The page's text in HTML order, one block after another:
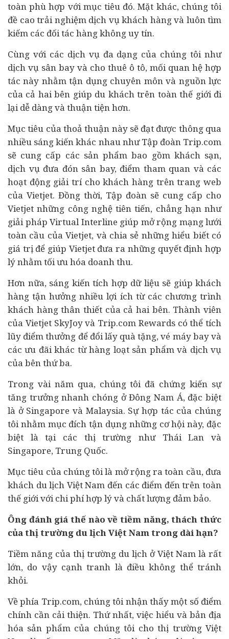
toàn phù hợp với mục tiêu đó. Mặt khác, chúng tôi
đề cao trải nghiệm dịch vụ khách hàng và luôn tìm
kiếm các đối tác hàng không uy tín.
Cùng với các dịch vụ đa dạng của chúng tôi như
dịch vụ sân bay và cho thuê ô tô, mối quan hệ hợp
tác này nhằm tận dụng chuyên môn và nguồn lực
của cả hai bên giúp du khách trên toàn thế giới đi
lại dễ dàng và thuận tiện hơn.
Mục tiêu của thoả thuận này sẽ đạt được thông qua
nhiều sáng kiến khác nhau như Tập đoàn Trip.com
sẽ cung cấp các sản phẩm bao gồm khách sạn,
dịch vụ đưa đón sân bay, điểm tham quan và các
hoạt động giải trí cho khách hàng trên trang web
của Vietjet. Đồng thời, Tập đoàn sẽ cung cấp cho
Vietjet những công nghệ tiên tiến, chẳng hạn như
giải pháp Virtual Interline giúp mở rộng mạng lưới
toàn cầu của Vietjet, và chia sẻ những hiểu biết có
giá trị để giúp Vietjet đưa ra những quyết định hợp
lý nhằm tối ưu hóa doanh thu.
Hơn nữa, sáng kiến tích hợp dữ liệu sẽ giúp khách
hàng tận hưởng nhiều lợi ích từ các chương trình
khách hàng thân thiết của cả hai bên. Thành viên
của Vietjet SkyJoy và Trip.com Rewards có thể tích
lũy điểm thưởng để đổi lấy quà tặng, vé máy bay và
các ưu đãi khác từ hàng loạt sản phẩm và dịch vụ
của bên thứ ba.
Trong vài năm qua, chúng tôi đã chứng kiến sự
tăng trưởng nhanh chóng ở Đông Nam Á, đặc biệt
là ở Singapore và Malaysia. Sự hợp tác của chúng
tôi nhằm mục đích tận dụng những cơ hội này, đặc
biệt là tại các thị trường như Thái Lan và
Singapore, Trung Quốc.
Mục tiêu của chúng tôi là mở rộng ra toàn cầu, đưa
khách du lịch Việt Nam đến các điểm đến trên toàn
thế giới với chi phí hợp lý và chất lượng đảm bảo.
Ông đánh giá thế nào về tiềm năng, thách thức
của thị trường du lịch Việt Nam trong dài hạn?
Tiềm năng của thị trường du lịch ở Việt Nam là rất
lớn, do vậy cạnh tranh là điều không thể tránh
khỏi.
Về phía Trip.com, chúng tôi nhận thấy một số điểm
chính cần cải thiện. Thứ nhất, việc hiểu và bản địa
hóa sản phẩm của chúng tôi cho thị trường Việt